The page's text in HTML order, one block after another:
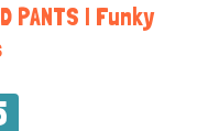
PANTS | Funky